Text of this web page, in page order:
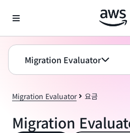
Migration Evaluator
Migration Evaluator 요금
Migration